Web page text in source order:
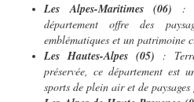
Les Alpes-Maritimes (06) :
département offre des
emblématiques et un patrimoine
Les Hautes-Alpes (05) :
préservée, ce département est
sports de plein air et de paysages